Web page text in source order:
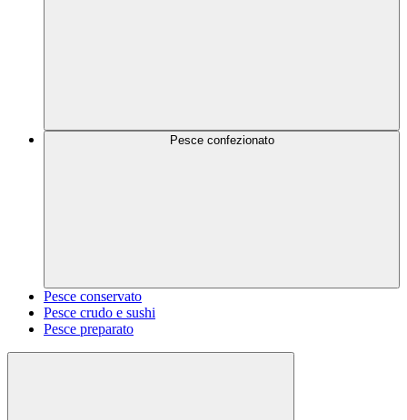
Pesce confezionato
Pesce conservato
Pesce crudo e sushi
Pesce preparato